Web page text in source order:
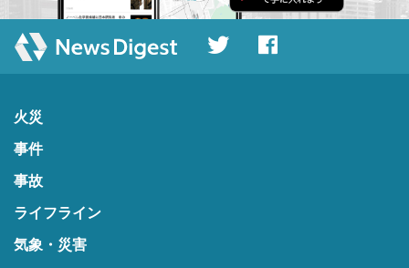
火災
事件
事故
ライフライン
気象・災害